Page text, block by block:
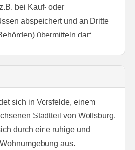
bei Kauf- oder
abspeichert und an Dritte
übermitteln darf.
sich in Vorsfelde, einem
Stadtteil von Wolfsburg.
durch eine ruhige und
aus.